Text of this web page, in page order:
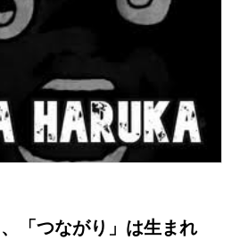
「つながり」は生まれ